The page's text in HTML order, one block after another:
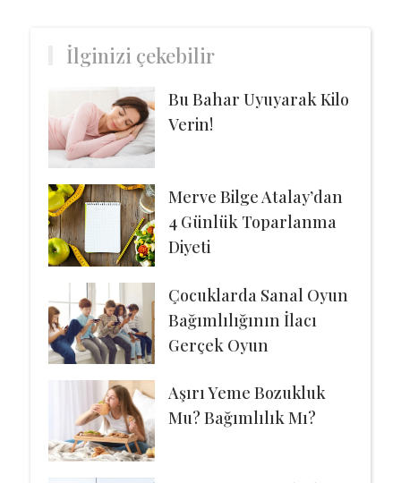
İlginizi çekebilir
Bu Bahar Uyuyarak Kilo
Verin!
Merve Bilge Atalay’dan
4 Günlük Toparlanma
Diyeti
Çocuklarda Sanal Oyun
Bağımlılığının İlacı
Gerçek Oyun
Aşırı Yeme Bozukluk
Mu? Bağımlılık Mı?